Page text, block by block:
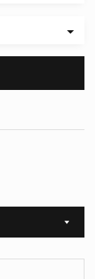
Sort